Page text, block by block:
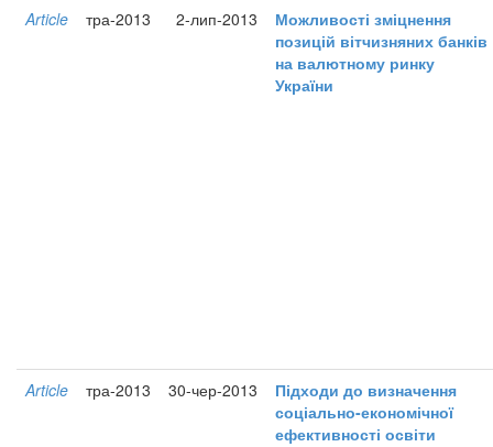
Article тра-2013 2-лип-2013
Можливості зміцнення
позицій вітчизняних банків
на валютному ринку
України
Article тра-2013 30-чер-2013
Підходи до визначення
соціально-економічної
ефективності освіти